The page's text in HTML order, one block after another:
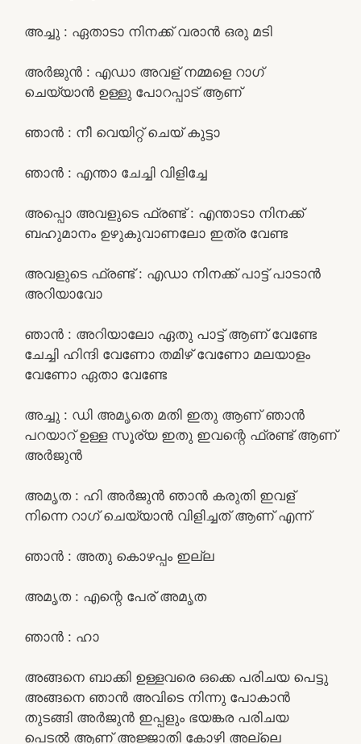
അച്ചു : ഏതാടാ നിനക്ക് വരാൻ ഒരു മടി
അർജുൻ : എഡാ അവള് നമ്മളെ റാഗ്
ചെയ്യാൻ ഉള്ളു പോറപ്പാട് ആണ്
ഞാൻ : നീ വെയിറ്റ് ചെയ് കുട്ടാ
ഞാൻ : എന്താ ചേച്ചി വിളിച്ചേ
അപ്പൊ അവളുടെ ഫ്രണ്ട് : എന്താടാ നിനക്ക്
ബഹുമാനം ഉഴുകുവാണലോ ഇത്ര വേണ്ട
അവളുടെ ഫ്രണ്ട് : എഡാ നിനക്ക് പാട്ട് പാടാൻ
അറിയാവോ
ഞാൻ : അറിയാലോ ഏതു പാട്ട് ആണ് വേണ്ടേ
ചേച്ചി ഹിന്ദി വേണോ തമിഴ് വേണോ മലയാളം
വേണോ ഏതാ വേണ്ടേ
അച്ചു : ഡി അമൃതെ മതി ഇതു ആണ് ഞാൻ
പറയാറ് ഉള്ള സൂര്യ ഇതു ഇവന്റെ ഫ്രണ്ട് ആണ്
അർജുൻ
അമൃത : ഹി അർജുൻ ഞാൻ കരുതി ഇവള്
നിന്നെ റാഗ് ചെയ്യാൻ വിളിച്ചത് ആണ് എന്ന്
ഞാൻ : അതു കൊഴപ്പം ഇല്ല
അമൃത : എന്റെ പേര് അമൃത
ഞാൻ : ഹാ
അങ്ങനെ ബാക്കി ഉള്ളവരെ ഒക്കെ പരിചയ പെട്ടു
അങ്ങനെ ഞാൻ അവിടെ നിന്നു പോകാൻ
തുടങ്ങി അർജുൻ ഇപ്പളും ഭയങ്കര പരിചയ
പെടൽ ആണ് അജ്ജാതി കോഴി അല്ലെ